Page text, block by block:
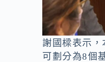
謝國樑表示
可劃分為8個